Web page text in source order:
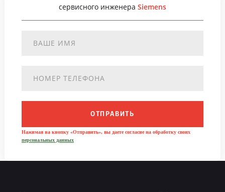
сервисного инженера Siemens
ОТПРАВИТЬ
Нажимая на кнопку «Отправить», вы даете согласие на обработку своих
персональных данных